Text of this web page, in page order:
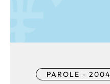
PAROLE - 2004